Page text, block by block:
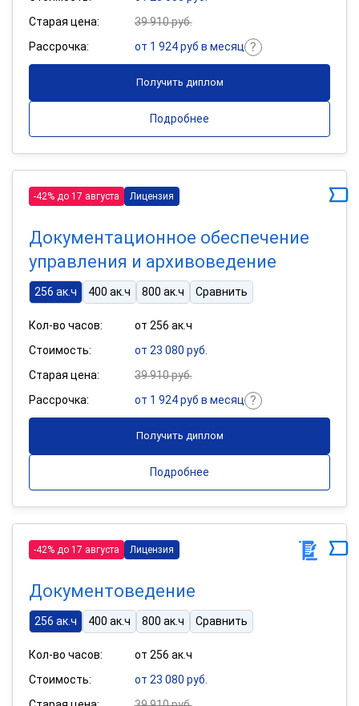
Старая цена:
39 910 руб.
Рассрочка:
от 1 924 руб в месяц
Получить диплом
Подробнее
-42% до 17 августа Лицензия
Документационное обеспечение
управления и архивоведение
256 ак.ч 400 ак.ч 800 ак.ч Сравнить
Кол-во часов:
от 256 ак.ч
Стоимость:
от 23 080 руб.
Старая цена:
39 910 руб.
Рассрочка:
от 1 924 руб в месяц
Получить диплом
Подробнее
-42% до 17 августа Лицензия
Документоведение
256 ак.ч 400 ак.ч 800 ак.ч Сравнить
Кол-во часов:
от 256 ак.ч
Стоимость:
от 23 080 руб.